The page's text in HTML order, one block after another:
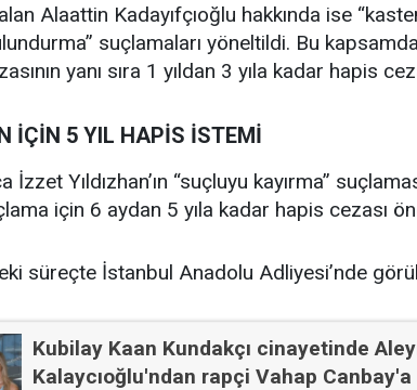
Alaattin Kadayıfçıoğlu hakkında ise
suçlamaları yöneltildi. Bu
yanı sıra 1 yıldan 3 yıla kadar hapis
İÇİN 5 YIL HAPİS İSTEMİ
İzzet Yıldızhan’ın “suçluyu kayırma”
için 6 aydan 5 yıla kadar hapis cezası
süreçte İstanbul Anadolu Adliyesi’nde
Kubilay Kaan Kundakçı cinayetinde
Kalaycıoğlu'ndan rapçi Vahap